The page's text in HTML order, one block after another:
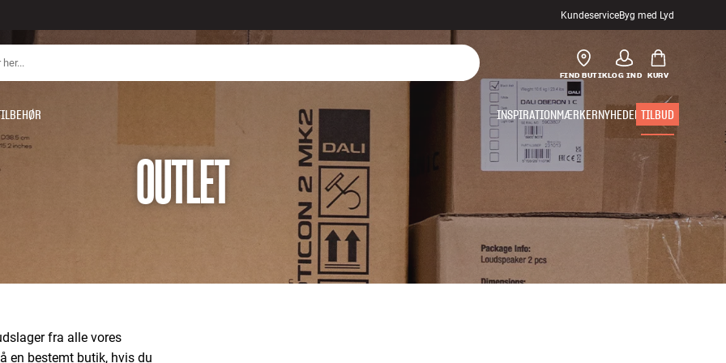
KundeserviceByg med Lyd
FIND BUTIKLOG IND KURV
INSPIRATIONMÆRKERNYHEDER TILBUD
OUTLET
fra alle vores
en bestemt butik, hvis du